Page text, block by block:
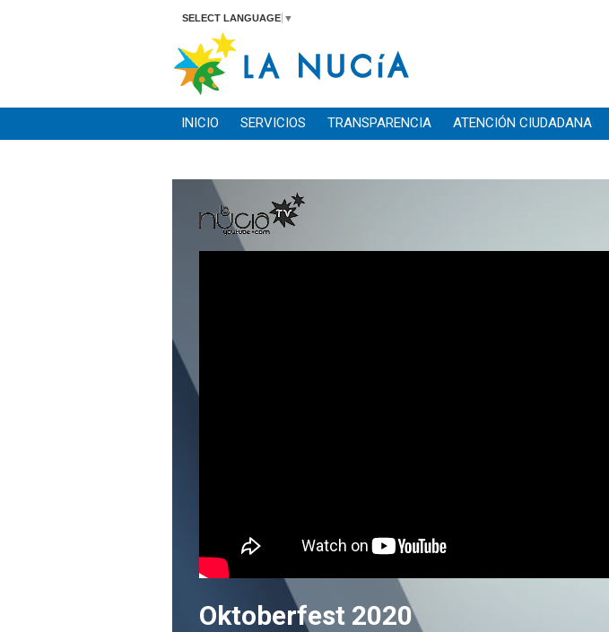
SELECT LANGUAGE ▼
INICIO SERVICIOS TRANSPARENCIA ATENCIÓN CIUDADANA
Oktoberfest 2020